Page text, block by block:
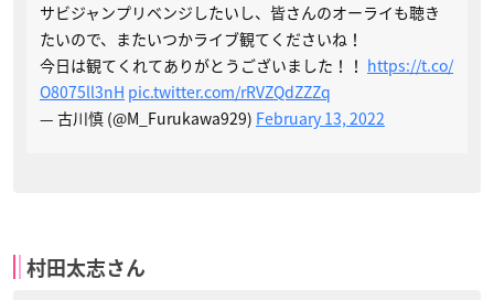
サビジャンプリベンジしたいし、皆さんのオーライも聴き
たいので、またいつかライブ観てくださいね！
今日は観てくれてありがとうございました！！ https://t.co/
O8075ll3nH pic.twitter.com/rRVZQdZZZq
— 古川慎 (@M_Furukawa929) February 13, 2022
村田太志さん